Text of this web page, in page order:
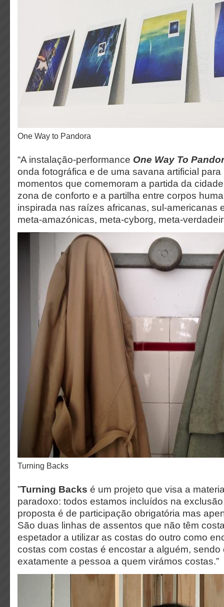
One Way to Pandora
“A instalação-performance One Way To
onda fotográfica e de uma savana artificial para
momentos que comemoram a partida da
zona de conforto e a partilha entre corpos
inspirada nas raízes africanas, sul-americanas
meta-amazónicas, meta-cyborg, meta-
Turning Backs
”Turning Backs é um projeto que visa a
paradoxo: todos estamos incluídos na
proposta é de participação obrigatória mas
São duas linhas de assentos que não têm
espetador a utilizar as costas do outro como
costas com costas é encostar a alguém,
exatamente a pessoa a quem virámos costas.”